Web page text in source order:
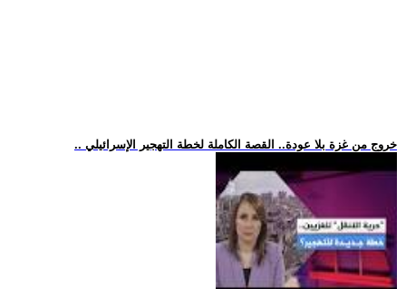
.. خروج من غزة بلا عودة.. القصة الكاملة لخطة التهجير الإسرائيلي